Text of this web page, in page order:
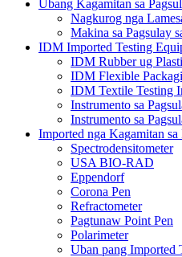
Ubang Kagamitan sa
Nagkurog nga
Makina sa Pagsulay
IDM Imported Testing
IDM Rubber ug
IDM Flexible
IDM Textile Testing
Instrumento sa
Instrumento sa
Imported nga Kagamitan sa
Spectrodensitometer
USA BIO-RAD
Eppendorf
Corona Pen
Refractometer
Pagtunaw Point Pen
Polarimeter
Uban pang Imported